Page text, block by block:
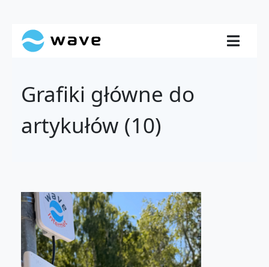
Grafiki główne do
artykułów (10)